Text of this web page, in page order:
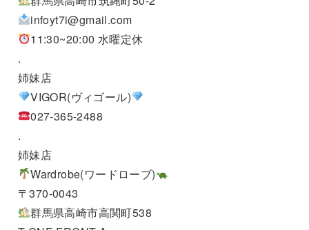
infoyt7i@gmail.com
11:30~20:00 水曜定休
.
姉妹店
VIGOR(ヴィゴール)
027-365-2488
.
姉妹店
Wardrobe(ワードローブ)
〒370-0043
群馬県高崎市高関町538